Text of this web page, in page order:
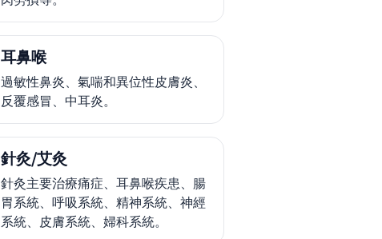
耳鼻喉
過敏性鼻炎、氣喘和異位性皮膚炎、
反覆感冒、中耳炎。
針灸/艾灸
針灸主要治療痛症、耳鼻喉疾患、腸
胃系統、呼吸系統、精神系統、神經
系統、皮膚系統、婦科系統。